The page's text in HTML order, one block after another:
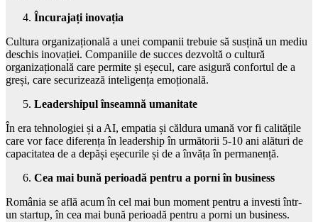
Încurajați inovația
Cultura organizațională a unei companii trebuie să susțină un mediu
deschis inovației. Companiile de succes dezvoltă o cultură
organizațională care permite și eșecul, care asigură confortul de a
greși, care securizează inteligența emoțională.
Leadershipul înseamnă umanitate
În era tehnologiei și a AI, empatia și căldura umană vor fi calitățile
care vor face diferența în leadership în următorii 5-10 ani alături de
capacitatea de a depăși eșecurile și de a învăța în permanență.
Cea mai bună perioadă pentru a porni în business
România se află acum în cel mai bun moment pentru a investi într-
un startup, în cea mai bună perioadă pentru a porni un business.